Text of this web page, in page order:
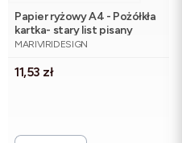
Papier ryżowy A4 - Pożółkła
kartka- stary list pisany
ozdobną starą trzcionką |
PRODUCENT
MARIVIRIDESIGN
Cena
11,53 zł